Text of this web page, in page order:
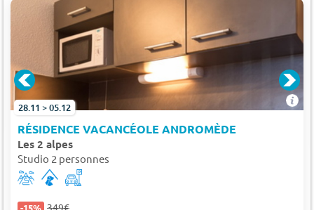
28.11 > 05.12
RÉSIDENCE VACANCÉOLE ANDROMÈDE
Les 2 alpes
Studio 2 personnes
-15% 349€